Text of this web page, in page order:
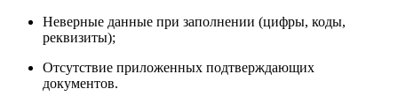
Неверные данные при заполнении (цифры, коды,
реквизиты);
Отсутствие приложенных подтверждающих
документов.